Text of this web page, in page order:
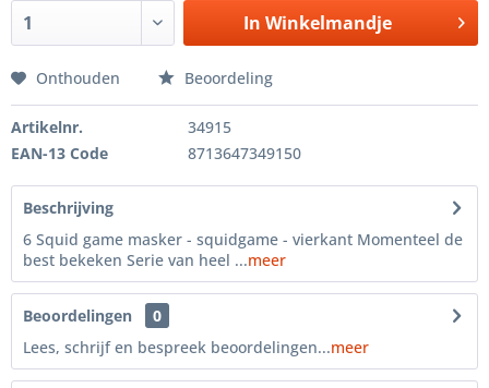
In Winkelmandje
Onthouden Beoordeling
Artikelnr.
34915
EAN-13 Code
8713647349150
Beschrijving
6 Squid game masker - squidgame - vierkant Momenteel de
best bekeken Serie van heel ...meer
Beoordelingen
0
Lees, schrijf en bespreek beoordelingen...meer